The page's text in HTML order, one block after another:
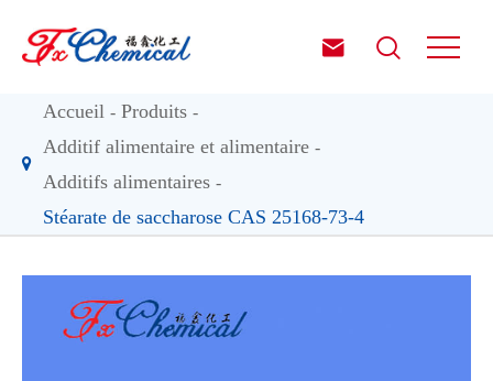
 
Accueil
Produits
Additif alimentaire et alimentaire
Additifs alimentaires
Stéarate de saccharose CAS 25168-73-4